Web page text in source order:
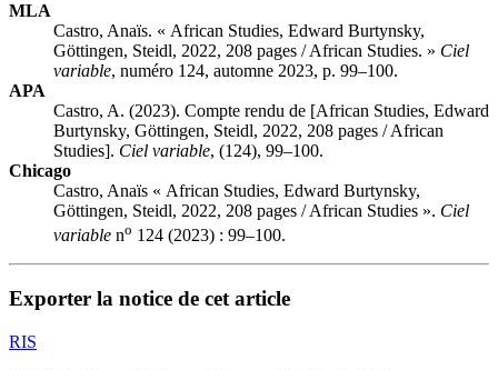
MLA
Castro, Anaïs. « African Studies, Edward Burtynsky,
Göttingen, Steidl, 2022, 208 pages / African Studies. » Ciel
variable, numéro 124, automne 2023, p. 99–100.
APA
Castro, A. (2023). Compte rendu de [African Studies, Edward
Burtynsky, Göttingen, Steidl, 2022, 208 pages / African
Studies]. Ciel variable, (124), 99–100.
Chicago
Castro, Anaïs « African Studies, Edward Burtynsky,
Göttingen, Steidl, 2022, 208 pages / African Studies ». Ciel
variable no 124 (2023) : 99–100.
Exporter la notice de cet article
RIS